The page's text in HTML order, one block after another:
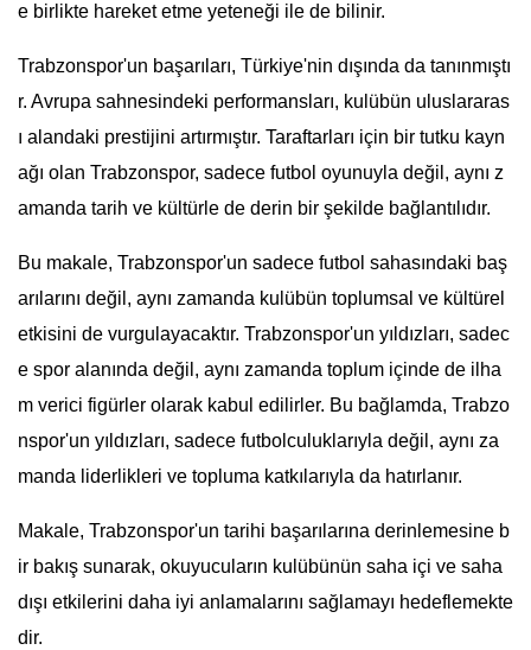
e birlikte hareket etme yeteneği ile de bilinir.
Trabzonspor'un başarıları, Türkiye'nin dışında da tanınmıştı
r. Avrupa sahnesindeki performansları, kulübün uluslararas
ı alandaki prestijini artırmıştır. Taraftarları için bir tutku kayn
ağı olan Trabzonspor, sadece futbol oyunuyla değil, aynı z
amanda tarih ve kültürle de derin bir şekilde bağlantılıdır.
Bu makale, Trabzonspor'un sadece futbol sahasındaki baş
arılarını değil, aynı zamanda kulübün toplumsal ve kültürel
etkisini de vurgulayacaktır. Trabzonspor'un yıldızları, sadec
e spor alanında değil, aynı zamanda toplum içinde de ilha
m verici figürler olarak kabul edilirler. Bu bağlamda, Trabzo
nspor'un yıldızları, sadece futbolculuklarıyla değil, aynı za
manda liderlikleri ve topluma katkılarıyla da hatırlanır.
Makale, Trabzonspor'un tarihi başarılarına derinlemesine b
ir bakış sunarak, okuyucuların kulübünün saha içi ve saha
dışı etkilerini daha iyi anlamalarını sağlamayı hedeflemekte
dir.